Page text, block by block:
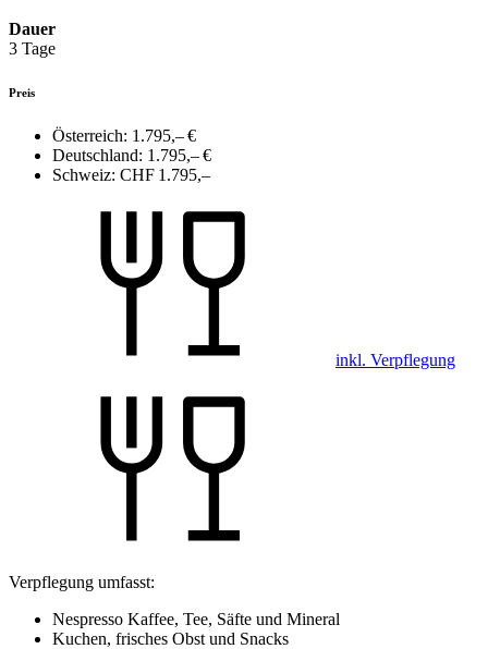
Dauer
3 Tage
Preis
Österreich: 1.795,– €
Deutschland: 1.795,– €
Schweiz: CHF 1.795,–
inkl. Verpflegung
Verpflegung umfasst:
Nespresso Kaffee, Tee, Säfte und Mineral
Kuchen, frisches Obst und Snacks